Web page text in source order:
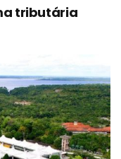
tributária